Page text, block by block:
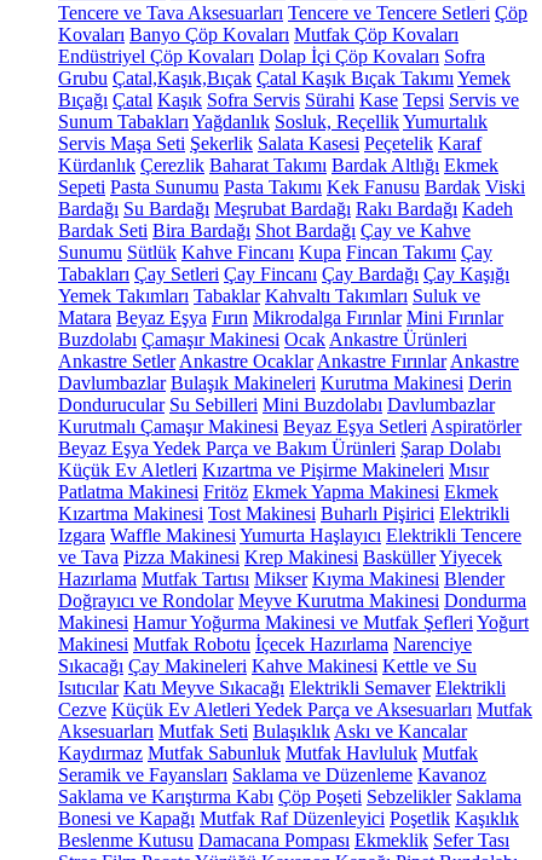
Tencere ve Tava Aksesuarları Tencere ve Tencere Setleri Çöp
Kovaları Banyo Çöp Kovaları Mutfak Çöp Kovaları
Endüstriyel Çöp Kovaları Dolap İçi Çöp Kovaları Sofra
Grubu Çatal,Kaşık,Bıçak Çatal Kaşık Bıçak Takımı Yemek
Bıçağı Çatal Kaşık Sofra Servis Sürahi Kase Tepsi Servis ve
Sunum Tabakları Yağdanlık Sosluk, ReçellikYumurtalık
Servis Maşa Seti Şekerlik Salata Kasesi Peçetelik Karaf
Kürdanlık Çerezlik Baharat Takımı Bardak Altlığı Ekmek
Sepeti Pasta Sunumu Pasta Takımı Kek Fanusu Bardak Viski
Bardağı Su Bardağı Meşrubat Bardağı Rakı Bardağı Kadeh
Bardak Seti Bira Bardağı Shot Bardağı Çay ve Kahve
Sunumu Sütlük Kahve Fincanı Kupa Fincan Takımı Çay
Tabakları Çay Setleri Çay Fincanı Çay Bardağı Çay Kaşığı
Yemek Takımları Tabaklar Kahvaltı Takımları Suluk ve
Matara Beyaz Eşya Fırın Mikrodalga Fırınlar Mini Fırınlar
Buzdolabı Çamaşır Makinesi Ocak Ankastre Ürünleri
Ankastre Setler Ankastre Ocaklar Ankastre Fırınlar Ankastre
Davlumbazlar Bulaşık Makineleri Kurutma Makinesi Derin
Dondurucular Su Sebilleri Mini Buzdolabı Davlumbazlar
Kurutmalı Çamaşır Makinesi Beyaz Eşya Setleri Aspiratörler
Beyaz Eşya Yedek Parça ve Bakım Ürünleri Şarap Dolabı
Küçük Ev Aletleri Kızartma ve Pişirme Makineleri Mısır
Patlatma Makinesi Fritöz Ekmek Yapma Makinesi Ekmek
Kızartma Makinesi Tost Makinesi Buharlı Pişirici Elektrikli
Izgara Waffle Makinesi Yumurta Haşlayıcı Elektrikli Tencere
ve Tava Pizza Makinesi Krep Makinesi BasküllerYiyecek
Hazırlama Mutfak Tartısı Mikser Kıyma Makinesi Blender
Doğrayıcı ve Rondolar Meyve Kurutma Makinesi Dondurma
Makinesi Hamur Yoğurma Makinesi ve Mutfak Şefleri Yoğurt
Makinesi Mutfak Robotu İçecek Hazırlama Narenciye
Sıkacağı Çay Makineleri Kahve Makinesi Kettle ve Su
Isıtıcılar Katı Meyve Sıkacağı Elektrikli Semaver Elektrikli
Cezve Küçük Ev Aletleri Yedek Parça ve Aksesuarları Mutfak
Aksesuarları Mutfak Seti Bulaşıklık Askı ve Kancalar
Kaydırmaz Mutfak Sabunluk Mutfak Havluluk Mutfak
Seramik ve Fayansları Saklama ve Düzenleme Kavanoz
Saklama ve Karıştırma Kabı Çöp Poşeti Sebzelikler Saklama
Bonesi ve Kapağı Mutfak Raf Düzenleyici Poşetlik Kaşıklık
Beslenme Kutusu Damacana Pompası Ekmeklik Sefer Tası